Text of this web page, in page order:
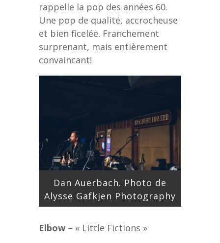
rappelle la pop des années 60.
Une pop de qualité, accrocheuse
et bien ficelée. Franchement
surprenant, mais entièrement
convaincant!
Dan Auerbach. Photo de
Alysse Gafkjen Photography
Elbow – « Little Fictions »